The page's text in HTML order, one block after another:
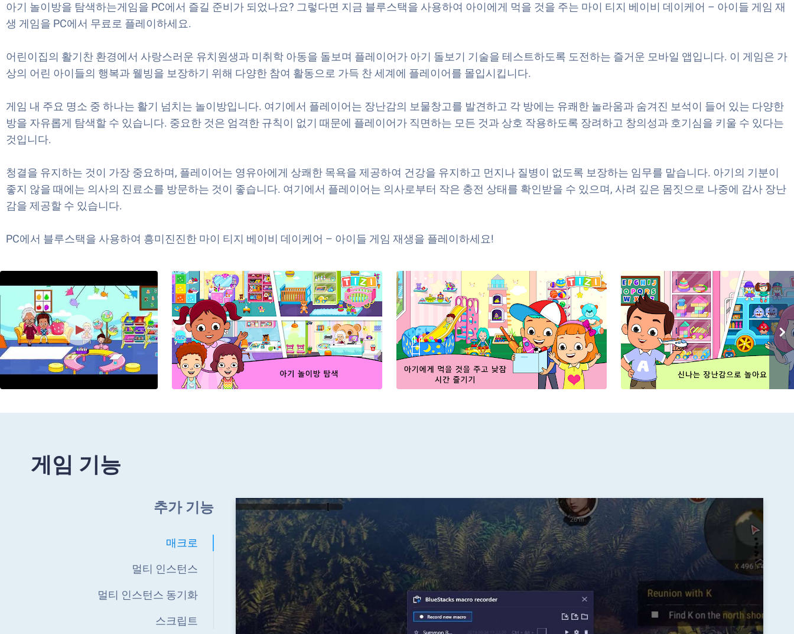
아기 놀이방을 탐색하는게임을 PC에서 즐길 준비가 되었나요? 그렇다면 지금 블루스택을 사용하여 아이에게 먹을 것을 주는 마이 티지 베이비 데이케어 – 아이들 게임 재
생 게임을 PC에서 무료로 플레이하세요.
어린이집의 활기찬 환경에서 사랑스러운 유치원생과 미취학 아동을 돌보며 플레이어가 아기 돌보기 기술을 테스트하도록 도전하는 즐거운 모바일 앱입니다. 이 게임은 가
상의 어린 아이들의 행복과 웰빙을 보장하기 위해 다양한 참여 활동으로 가득 찬 세계에 플레이어를 몰입시킵니다.
게임 내 주요 명소 중 하나는 활기 넘치는 놀이방입니다. 여기에서 플레이어는 장난감의 보물창고를 발견하고 각 방에는 유쾌한 놀라움과 숨겨진 보석이 들어 있는 다양한
방을 자유롭게 탐색할 수 있습니다. 중요한 것은 엄격한 규칙이 없기 때문에 플레이어가 직면하는 모든 것과 상호 작용하도록 장려하고 창의성과 호기심을 키울 수 있다는
것입니다.
청결을 유지하는 것이 가장 중요하며, 플레이어는 영유아에게 상쾌한 목욕을 제공하여 건강을 유지하고 먼지나 질병이 없도록 보장하는 임무를 맡습니다. 아기의 기분이
좋지 않을 때에는 의사의 진료소를 방문하는 것이 좋습니다. 여기에서 플레이어는 의사로부터 작은 충전 상태를 확인받을 수 있으며, 사려 깊은 몸짓으로 나중에 감사 장난
감을 제공할 수 있습니다.
PC에서 블루스택을 사용하여 흥미진진한 마이 티지 베이비 데이케어 – 아이들 게임 재생을 플레이하세요!
게임 기능
추가 기능
매크로
멀티 인스턴스
멀티 인스턴스 동기화
스크립트